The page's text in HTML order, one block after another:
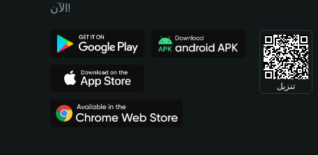
Português (Brasil)
الآن!
تنزيل